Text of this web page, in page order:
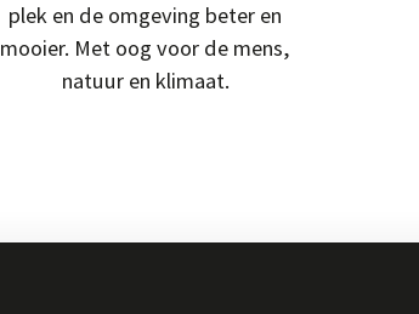
plek en de omgeving beter en
mooier. Met oog voor de mens,
natuur en klimaat.